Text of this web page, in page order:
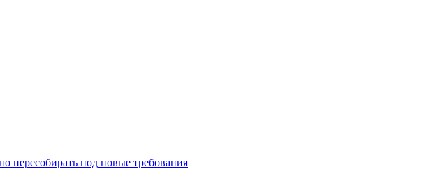
пересобирать под новые требования